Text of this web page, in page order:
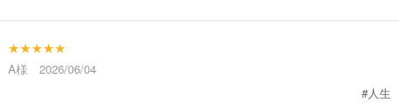
★★★★★
A様 2026/06/04
#人生